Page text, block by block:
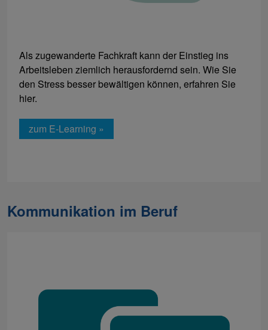
Als zugewanderte Fachkraft kann der Einstieg ins
Arbeitsleben ziemlich herausfordernd sein. Wie Sie
den Stress besser bewältigen können, erfahren Sie
hier.
zum E-Learning »
Kommunikation im Beruf